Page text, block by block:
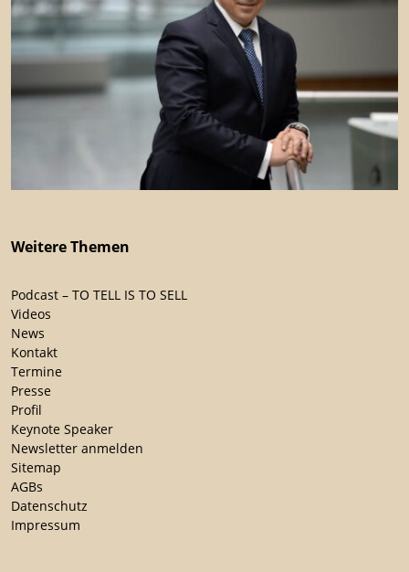
Weitere Themen
Podcast – TO TELL IS TO SELL
Videos
News
Kontakt
Termine
Presse
Profil
Keynote Speaker
Newsletter anmelden
Sitemap
AGBs
Datenschutz
Impressum